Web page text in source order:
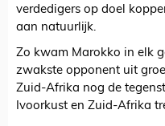
verdedigers op doel
aan natuurlijk.
Zo kwam Marokko in elk
zwakste opponent uit
Zuid-Afrika nog de
Ivoorkust en Zuid-Afrika